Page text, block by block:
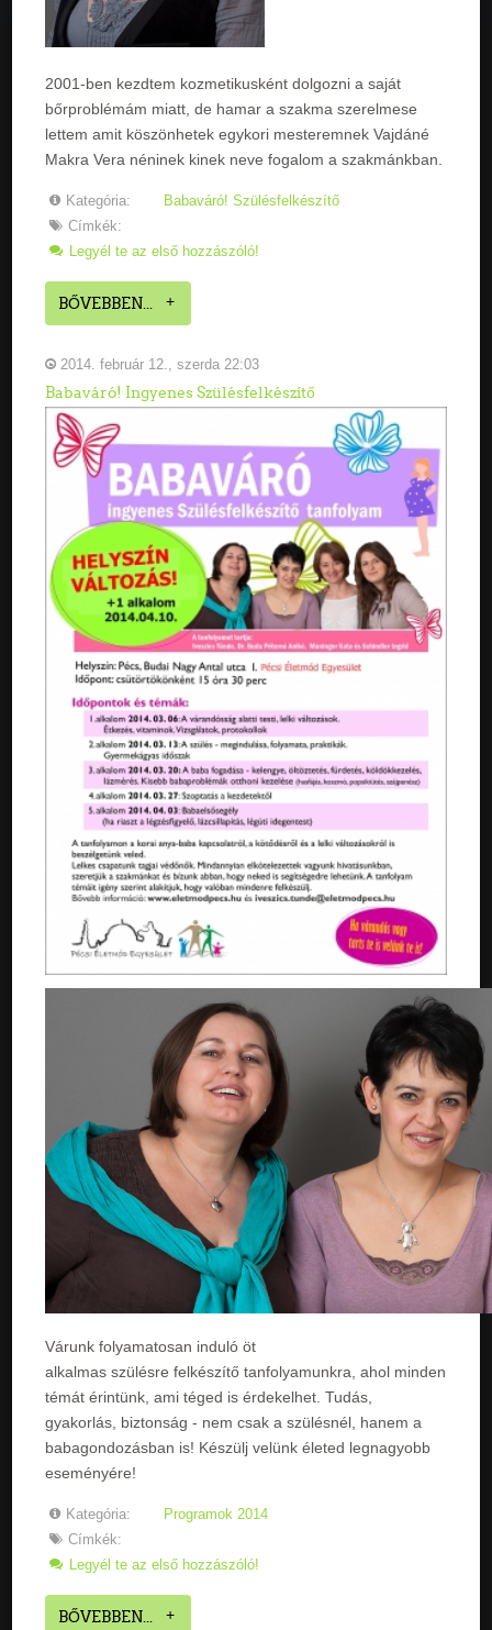
2001-ben kezdtem kozmetikusként dolgozni a saját
bőrproblémám miatt, de hamar a szakma szerelmese
lettem amit köszönhetek egykori mesteremnek Vajdáné
Makra Vera néninek kinek neve fogalom a szakmánkban.
Kategória:
Babaváró! Szülésfelkészítő
Címkék:
Legyél te az első hozzászóló!
BŐVEBBEN...
2014. február 12., szerda 22:03
Babaváró! Ingyenes Szülésfelkészítő
Várunk folyamatosan induló öt
alkalmas szülésre felkészítő tanfolyamunkra, ahol minden
témát érintünk, ami téged is érdekelhet. Tudás,
gyakorlás, biztonság - nem csak a szülésnél, hanem a
babagondozásban is! Készülj velünk életed legnagyobb
eseményére!
Kategória:
Programok 2014
Címkék:
Legyél te az első hozzászóló!
BŐVEBBEN...